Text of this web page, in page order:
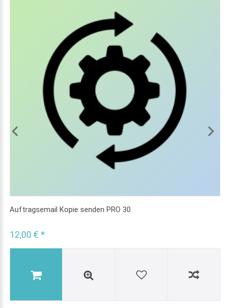
Auftragsemail Kopie senden PRO 30
12,00 € *